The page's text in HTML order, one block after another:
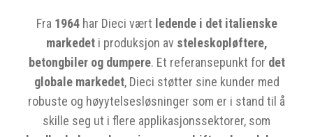
Fra 1964har Dieci vært ledende i det italienske
markedeti produksjon av steleskopløftere,
betongbiler og dumpere. Et referansepunkt for det
globale markedet, Dieci støtter sine kunder med
robuste og høyytelsesløsninger som er i stand til å
skille seg ut i flere applikasjonssektorer, som